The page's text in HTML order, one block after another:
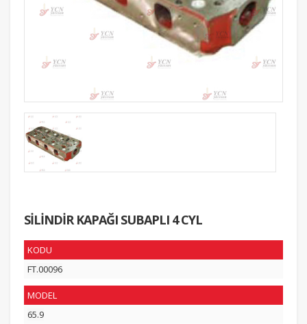
SİLİNDİR KAPAĞI SUBAPLI 4 CYL
KODU
FT.00096
MODEL
65.9